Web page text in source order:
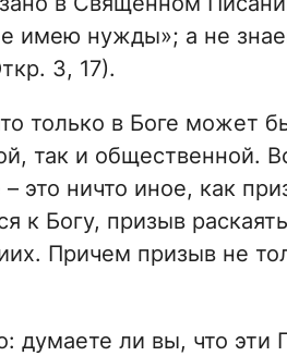
имею нужды»; а не
3, 17).
только в Боге может
так и общественной.
это ничто иное, как
к Богу, призыв
Причем призыв не
думаете ли вы, что